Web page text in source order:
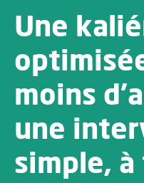
Une
moins
une
simple,